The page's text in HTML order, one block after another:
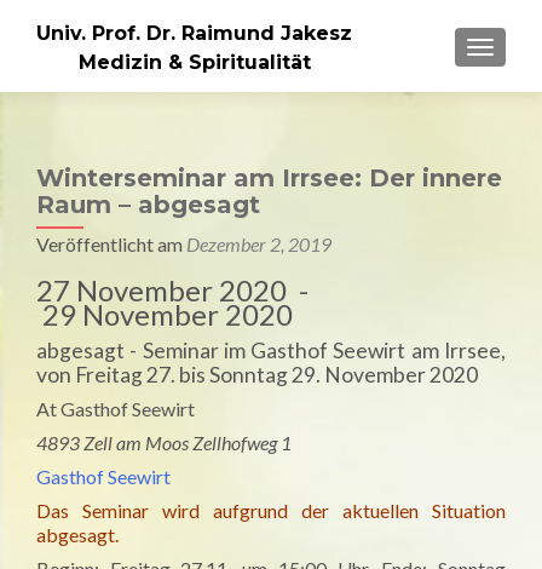
MENU
Univ. Prof. Dr. Raimund Jakesz
Medizin & Spiritualität
Winterseminar am Irrsee: Der innere
Raum – abgesagt
Veröffentlicht am Dezember 2, 2019
27 November 2020 -
29 November 2020
abgesagt - Seminar im Gasthof Seewirt am Irrsee,
von Freitag 27. bis Sonntag 29. November 2020
At Gasthof Seewirt
4893 Zell am Moos Zellhofweg 1
Gasthof Seewirt
Das Seminar wird aufgrund der aktuellen Situation
abgesagt.